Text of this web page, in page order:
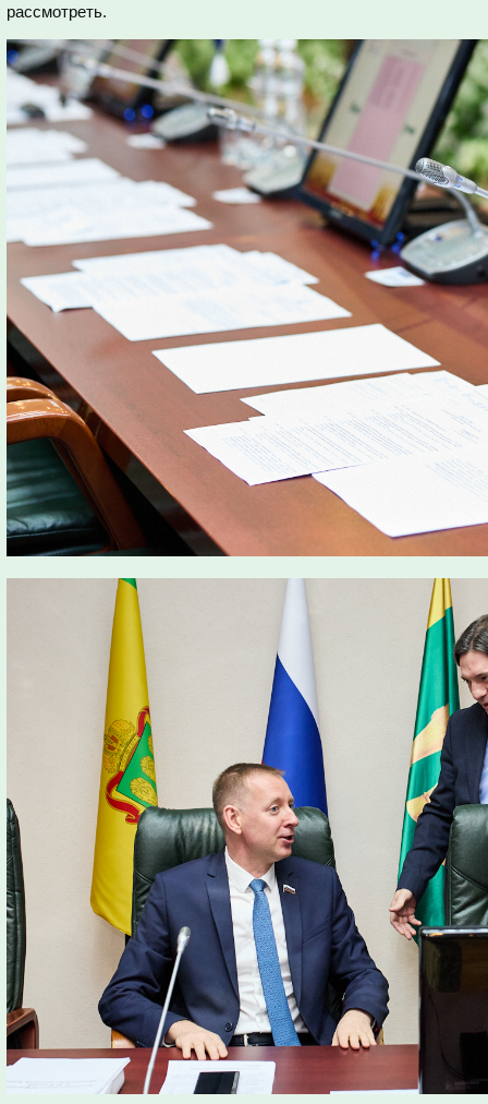
рассмотреть.